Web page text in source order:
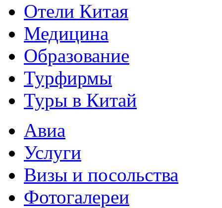
Отели Китая
Медицина
Образование
Турфирмы
Туры в Китай
Авиа
Услуги
Визы и посольства
Фотогалереи